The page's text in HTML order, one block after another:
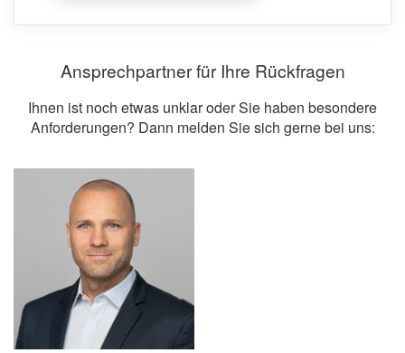
Ansprechpartner für Ihre Rückfragen
Ihnen ist noch etwas unklar oder Sie haben besondere
Anforderungen? Dann melden Sie sich gerne bei uns: